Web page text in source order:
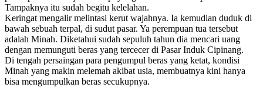
Tampaknya itu sudah begitu kelelahan.
Keringat mengalir melintasi kerut wajahnya. Ia kemudian duduk di
bawah sebuah terpal, di sudut pasar. Ya perempuan tua tersebut
adalah Minah. Diketahui sudah sepuluh tahun dia mencari uang
dengan memunguti beras yang tercecer di Pasar Induk Cipinang.
Di tengah persaingan para pengumpul beras yang ketat, kondisi
Minah yang makin melemah akibat usia, membuatnya kini hanya
bisa mengumpulkan beras secukupnya.